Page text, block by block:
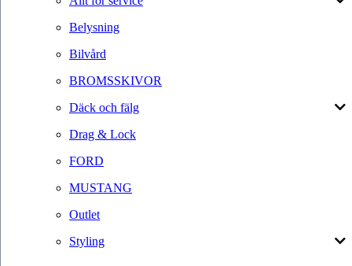
Belysning
Bilvård
BROMSSKIVOR
Däck och fälg
Drag & Lock
FORD
MUSTANG
Outlet
Styling